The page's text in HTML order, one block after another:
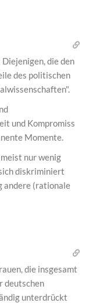
die den
des politischen
und Kompromiss
Momente.
nur wenig
diskriminiert
andere (rationale
die insgesamt
deutschen
unterdrückt